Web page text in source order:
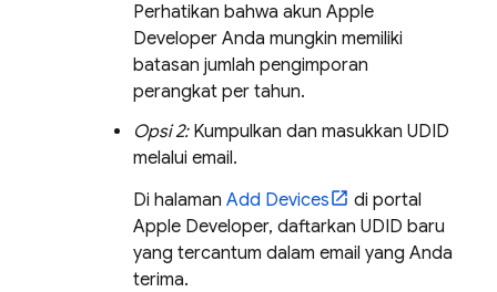
Perhatikan bahwa akun Apple
Developer Anda mungkin memiliki
batasan jumlah pengimporan
perangkat per tahun.
Opsi 2: Kumpulkan dan masukkan UDID
melalui email.
Di halaman Add Devices
di portal
Apple Developer, daftarkan UDID baru
yang tercantum dalam email yang Anda
terima.